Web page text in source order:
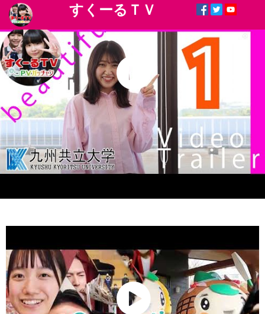
すくーるＴＶ